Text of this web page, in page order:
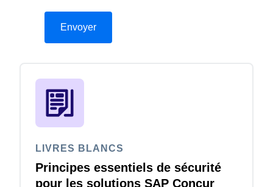
LIVRES BLANCS
Principes essentiels de sécurité
pour les solutions SAP Concur